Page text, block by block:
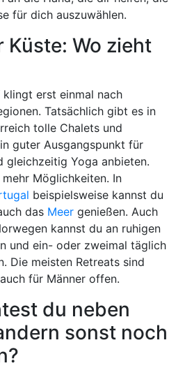
für dich auszuwählen.
Küste: Wo zieht
klingt erst einmal nach
Tatsächlich gibt es in
tolle Chalets und
guter Ausgangspunkt für
gleichzeitig Yoga anbieten.
Möglichkeiten. In
beispielsweise kannst du
das Meer genießen. Auch
kannst du an ruhigen
und ein- oder zweimal täglich
Die meisten Retreats sind
für Männer offen.
du neben
sonst noch